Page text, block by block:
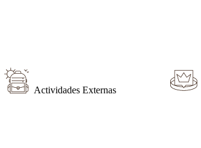
Actividades Externas